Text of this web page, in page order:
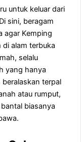
untuk keluar dari
sini, beragam
agar Kemping
di alam terbuka
selalu
yang hanya
terpal
atau rumput,
biasanya